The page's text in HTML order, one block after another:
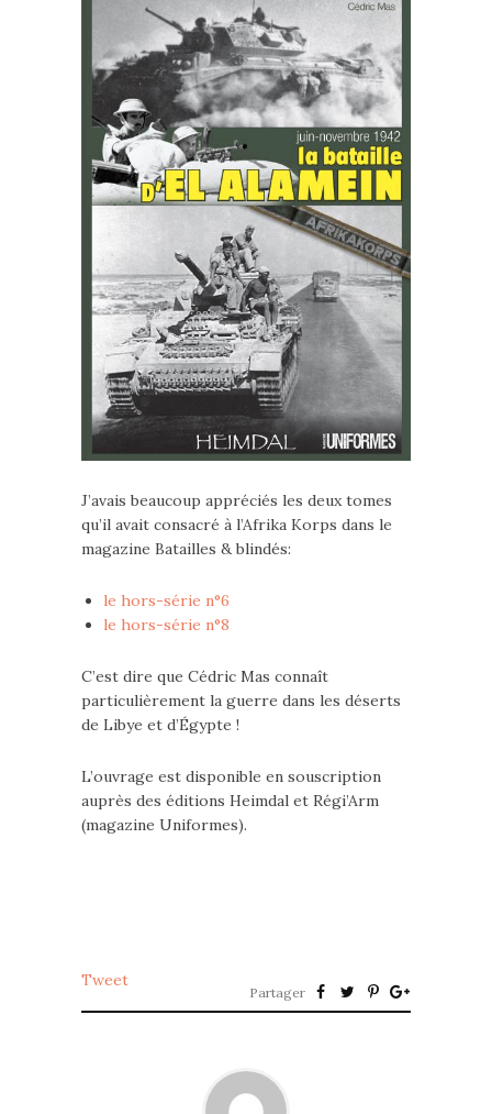
J’avais beaucoup appréciés les deux tomes
qu’il avait consacré à l’Afrika Korps dans le
magazine Batailles & blindés:
le hors-série n°6
le hors-série n°8
C’est dire que Cédric Mas connaît
particulièrement la guerre dans les déserts
de Libye et d’Égypte !
L’ouvrage est disponible en souscription
auprès des éditions Heimdal et Régi’Arm
(magazine Uniformes).
Tweet
Partager